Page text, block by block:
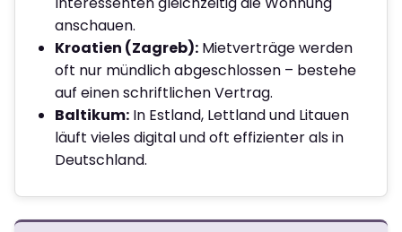
anschauen.
Kroatien (Zagreb): Mietverträge werden
oft nur mündlich abgeschlossen – bestehe
auf einen schriftlichen Vertrag.
Baltikum: In Estland, Lettland und Litauen
läuft vieles digital und oft effizienter als in
Deutschland.